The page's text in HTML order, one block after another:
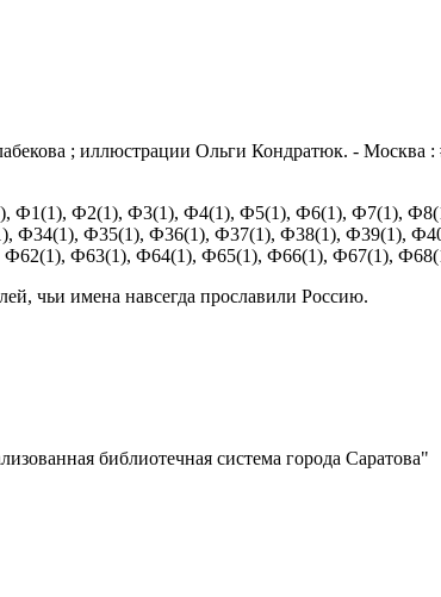
; иллюстрации Ольги Кондратюк. - Москва
Ф2(1), Ф3(1), Ф4(1), Ф5(1), Ф6(1), Ф7(1),
Ф34(1), Ф35(1), Ф36(1), Ф37(1), Ф38(1), Ф39(1),
Ф63(1), Ф64(1), Ф65(1), Ф66(1), Ф67(1),
чьи имена навсегда прославили Россию.
библиотечная система города Саратова"